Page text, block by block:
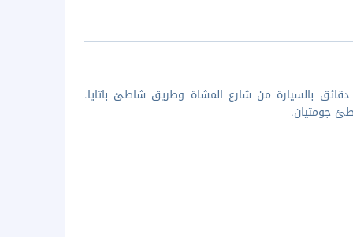
بالسيارة من شارع المشاة وطريق شاطئ باتايا.